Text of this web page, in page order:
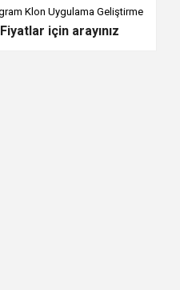
Klon Uygulama Geliştirme
Fiyatlar için arayınız